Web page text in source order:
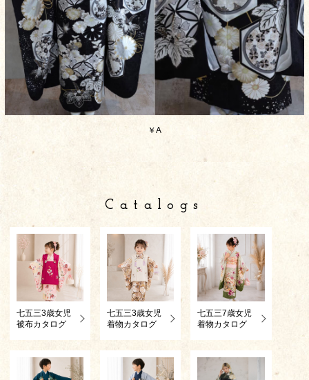
￥A
Catalogs
七五三3歳女児
被布カタログ
七五三3歳女児
着物カタログ
七五三7歳女児
着物カタログ